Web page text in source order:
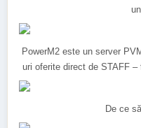
PowerM2 este un server
uri oferite direct de STAFF
De ce